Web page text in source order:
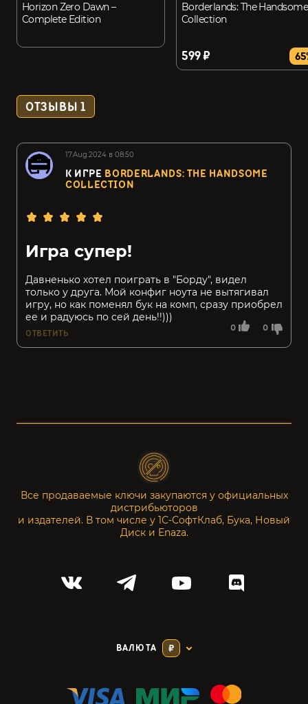
Horizon Zero Dawn –
Complete Edition
Borderlands: The Handsome
Collection
599 ₽
ОТЗЫВЫ1
17.Aug.2024 в 08:50
К ИГРЕ BORDERLANDS: THE HANDSOME
COLLECTION
0 0
Игра супер!
Давненько хотел поиграть в "Борду", видел
только у друга. Мой конфиг ноута не вытягивал
игру, но как поменял бук на комп, сразу приобрел
ее и радуюсь по сей день!!)))
ОТВЕТИТЬ
Все продаваемые ключи закупаются у официальных
дистрибьюторов
и издателей. В том числе у 1С-СофтКлаб, Бука, Новый
Диск и Enaza.
ВАЛЮТА ₽